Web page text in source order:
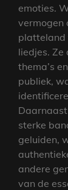
emoties.
vermogen
platteland
liedjes. Ze
thema’s
publiek,
sterke
geluiden,
andere
van de